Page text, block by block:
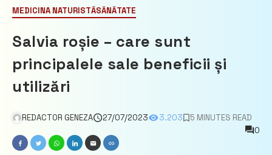
MEDICINA NATURISTĂSĂNĂTATE
Salvia roșie – care sunt
principalele sale beneficii și
utilizări
REDACTOR GENEZA 27/07/2023 3.203
5 MINUTES READ
0